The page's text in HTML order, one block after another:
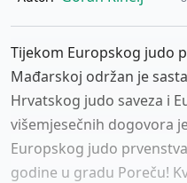
Tijekom Europskog judo
Mađarskoj održan je
Hrvatskog judo saveza i
višemjesečnih dogovora
Europskog judo
godine u gradu Poreču!